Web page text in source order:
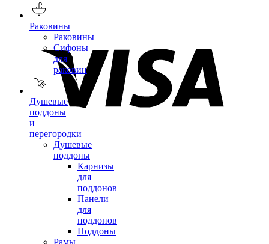
Раковины
Раковины
Сифоны
для
раковин
Душевые
поддоны
и
перегородки
Душевые
поддоны
Карнизы
для
поддонов
Панели
для
поддонов
Поддоны